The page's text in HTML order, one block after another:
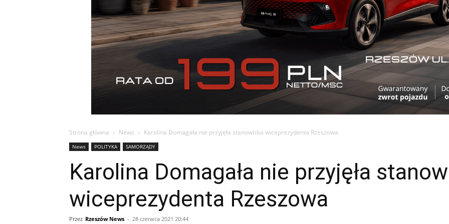
Strona główna News Karolina Domagała nie przyjęła stanowiska wiceprezydenta Rzeszowa
News POLITYKA SAMORZĄDY
Karolina Domagała nie przyjęła
wiceprezydenta Rzeszowa
Przez Rzeszów News - 28 czerwca 2021 20:44